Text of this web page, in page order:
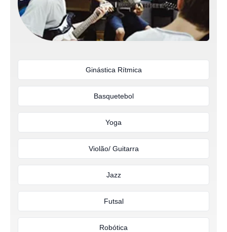
Ginástica Rítmica
Basquetebol
Yoga
Violão/ Guitarra
Jazz
Futsal
Robótica